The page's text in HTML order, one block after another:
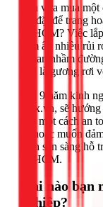
Bạn vừa mua
lắp đặt để trang
TPHCM? Việc
tiềm ẩn nhiều rủi
khoan nhầm
hơn là gương rơi
Với 9 năm kinh
1Fix.vn, sẽ
nhà một cách an
cụ hoặc muốn
luôn sẵn sàng hỗ
TPHCM.
Khi nào bạn
nghiệp?